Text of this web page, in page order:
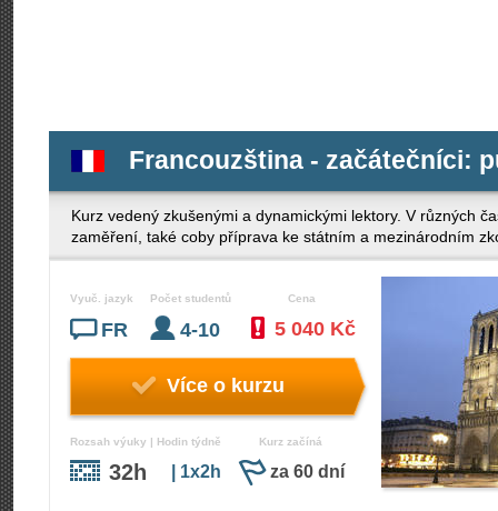
Francouzština - začátečníci:
Kurz vedený zkušenými a dynamickými lektory. V různých
zaměření, také coby příprava ke státním a mezinárodním
Vyuč. jazyk
FR
Počet studentů
4-10
Cena
5 040 Kč
Více o kurzu
Rozsah výuky | Hodin týdně
32h | 1x2h
Kurz začíná
za 60 dní